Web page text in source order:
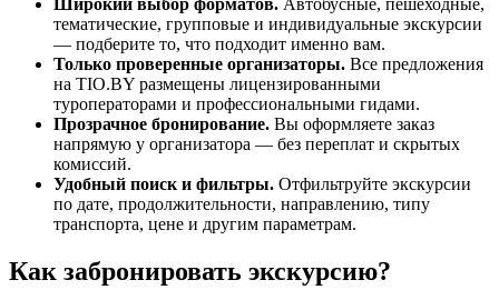
тематические, групповые и индивидуальные экскурсии
— подберите то, что подходит именно вам.
Только проверенные организаторы. Все предложения
на TIO.BY размещены лицензированными
туроператорами и профессиональными гидами.
Прозрачное бронирование. Вы оформляете заказ
напрямую у организатора — без переплат и скрытых
комиссий.
Удобный поиск и фильтры. Отфильтруйте экскурсии
по дате, продолжительности, направлению, типу
транспорта, цене и другим параметрам.
Как забронировать экскурсию?